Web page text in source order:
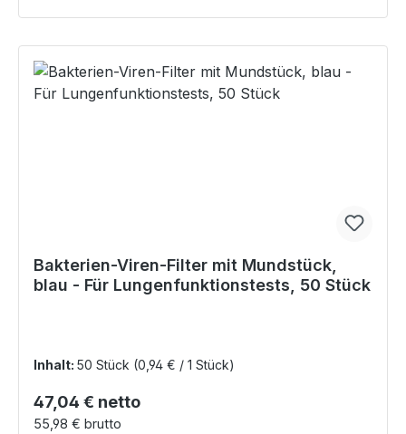
Bakterien-Viren-Filter mit Mundstück,
blau - Für Lungenfunktionstests, 50 Stück
Inhalt: 50 Stück (0,94 € / 1 Stück)
Regulärer Preis:
47,04 € netto
55,98 € brutto